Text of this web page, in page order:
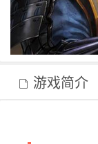
游戏简介